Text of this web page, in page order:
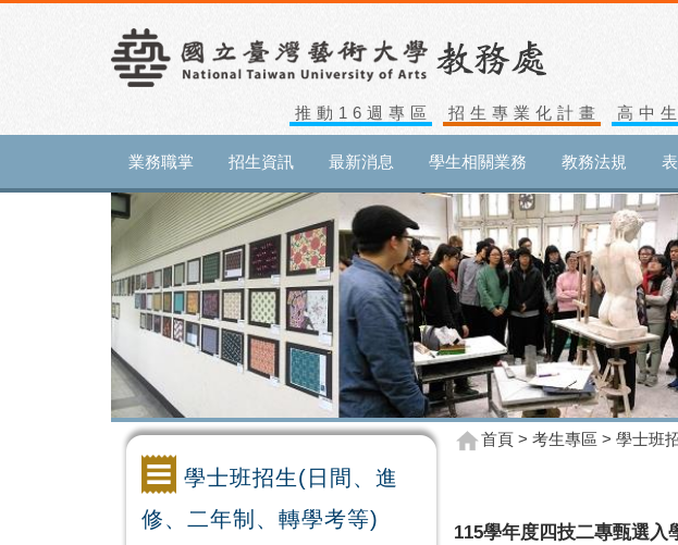
推動16週專區 招生專業化計畫 高中
業務職掌 招生資訊 最新消息 學生相關業務 教務法規
學士班招生(日間、進
修、二年制、轉學考等)
首頁 > 考生專區 > 學士班
115學年度四技二專甄選